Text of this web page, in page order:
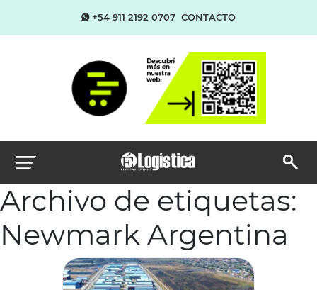
+54 911 2192 0707 CONTACTO
Archivo de etiquetas:
Newmark Argentina